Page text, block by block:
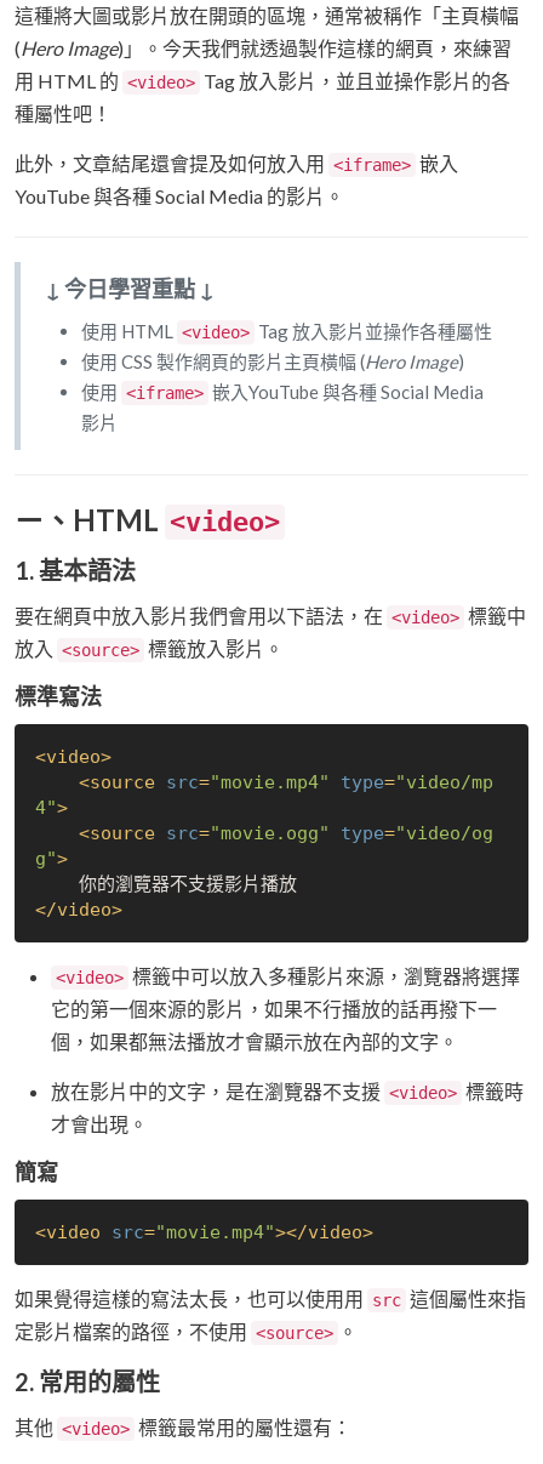
這種將大圖或影片放在開頭的區塊，通常被稱作「主頁橫幅
(Hero Image)」。今天我們就透過製作這樣的網頁，來練習
用 HTML 的 <video> Tag 放入影片，並且並操作影片的各
種屬性吧！
此外，文章結尾還會提及如何放入用 <iframe> 嵌入
YouTube 與各種 Social Media 的影片。
↓ 今日學習重點 ↓
使用 HTML <video> Tag 放入影片並操作各種屬性
使用 CSS 製作網頁的影片主頁橫幅 (Hero Image)
使用 <iframe> 嵌入YouTube 與各種 Social Media
影片
ㄧ、HTML <video>
1. 基本語法
要在網頁中放入影片我們會用以下語法，在 <video> 標籤中
放入
<source> 標籤放入影片。
標準寫法
<video>
<source src="movie.mp4" type="video/mp
4">
<source src="movie.ogg" type="video/og
g">
    你的瀏覽器不支援影片播放
</video>
<video> 標籤中可以放入多種影片來源，瀏覽器將選擇
它的第一個來源的影片，如果不行播放的話再撥下一
個，如果都無法播放才會顯示放在內部的文字。
放在影片中的文字，是在瀏覽器不支援 <video> 標籤時
才會出現。
簡寫
<video src="movie.mp4"></video>
如果覺得這樣的寫法太長，也可以使用用 src 這個屬性來指
定影片檔案的路徑，不使用
<source> 。
2. 常用的屬性
其他 <video> 標籤最常用的屬性還有：